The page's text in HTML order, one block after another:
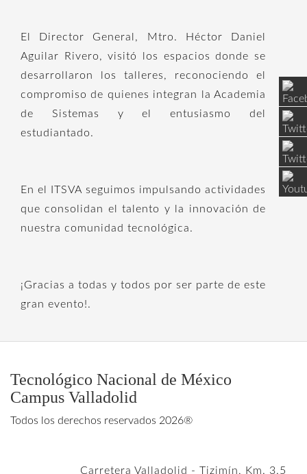
El Director General, Mtro. Héctor Daniel
Aguilar Rivero, visitó los espacios donde se
desarrollaron los talleres, reconociendo el
compromiso de quienes integran la Academia
de Sistemas y el entusiasmo del
estudiantado.
En el ITSVA seguimos impulsando actividades
que consolidan el talento y la innovación de
nuestra comunidad tecnológica.
¡Gracias a todas y todos por ser parte de este
gran evento!.
Tecnológico Nacional de México
Campus Valladolid
Todos los derechos reservados 2026®
Carretera Valladolid - Tizimín, Km. 3.5